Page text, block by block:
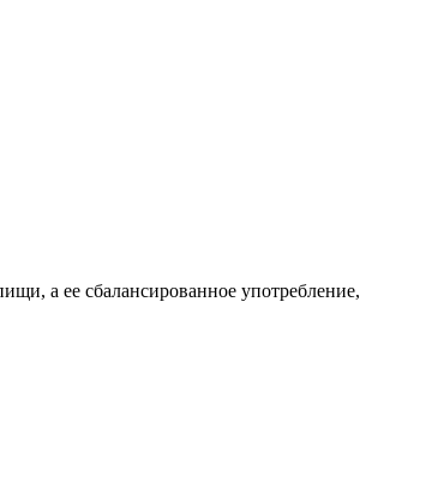
а ее сбалансированное употребление,